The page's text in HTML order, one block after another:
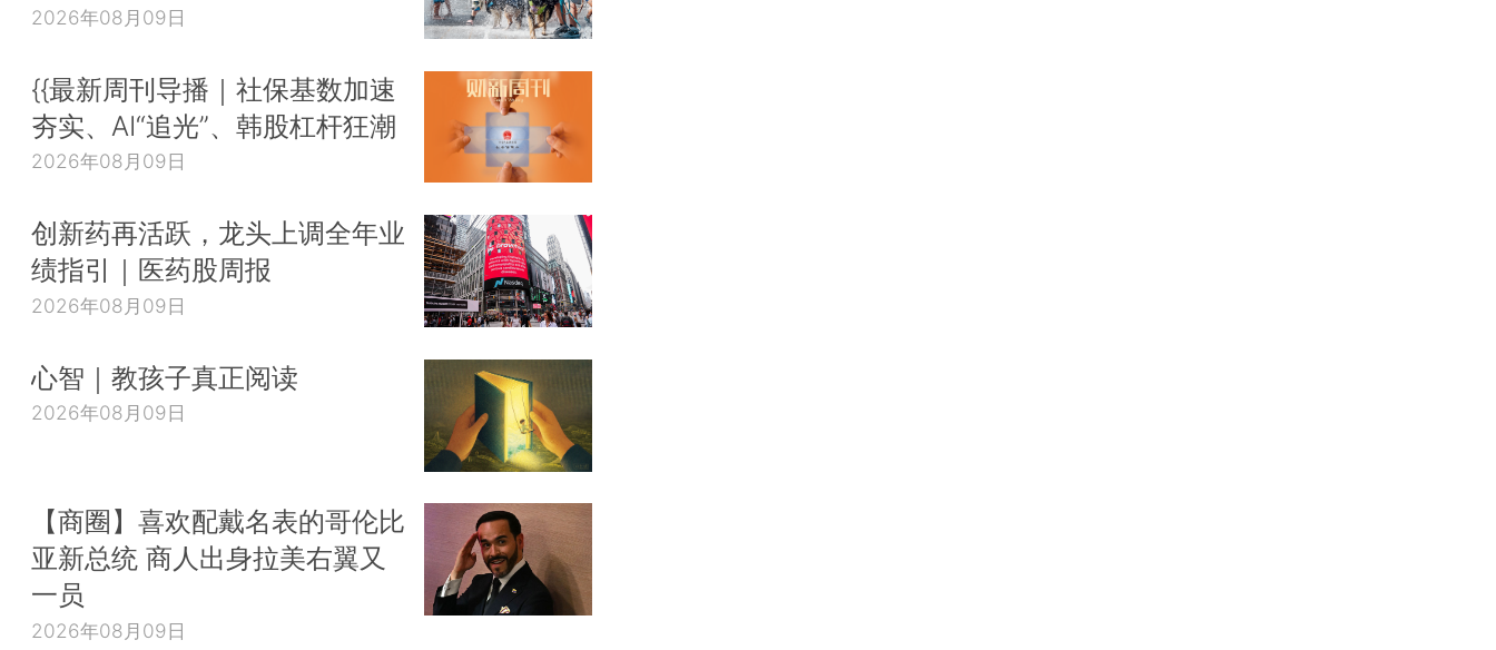
2026年08月09日
{{最新周刊导播｜社保基数加速
夯实、AI“追光”、韩股杠杆狂潮
2026年08月09日
创新药再活跃，龙头上调全年业
绩指引｜医药股周报
2026年08月09日
心智｜教孩子真正阅读
2026年08月09日
【商圈】喜欢配戴名表的哥伦比
亚新总统 商人出身拉美右翼又
一员
2026年08月09日